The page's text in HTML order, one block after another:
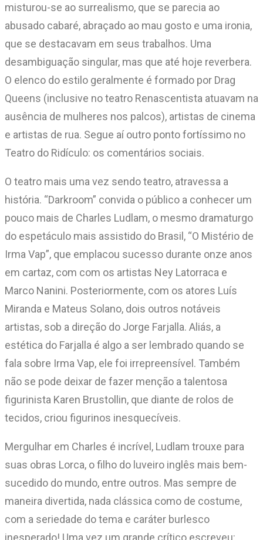
misturou-se ao surrealismo, que se parecia ao
abusado cabaré, abraçado ao mau gosto e uma ironia,
que se destacavam em seus trabalhos. Uma
desambiguação singular, mas que até hoje reverbera.
O elenco do estilo geralmente é formado por Drag
Queens (inclusive no teatro Renascentista atuavam na
ausência de mulheres nos palcos), artistas de cinema
e artistas de rua. Segue aí outro ponto fortíssimo no
Teatro do Ridículo: os comentários sociais.
O teatro mais uma vez sendo teatro, atravessa a
história. “Darkroom” convida o público a conhecer um
pouco mais de Charles Ludlam, o mesmo dramaturgo
do espetáculo mais assistido do Brasil, “O Mistério de
Irma Vap”, que emplacou sucesso durante onze anos
em cartaz, com com os artistas Ney Latorraca e
Marco Nanini. Posteriormente, com os atores Luís
Miranda e Mateus Solano, dois outros notáveis
artistas, sob a direção do Jorge Farjalla. Aliás, a
estética do Farjalla é algo a ser lembrado quando se
fala sobre Irma Vap, ele foi irrepreensível. Também
não se pode deixar de fazer menção a talentosa
figurinista Karen Brustollin, que diante de rolos de
tecidos, criou figurinos inesquecíveis.
Mergulhar em Charles é incrível, Ludlam trouxe para
suas obras Lorca, o filho do luveiro inglês mais bem-
sucedido do mundo, entre outros. Mas sempre de
maneira divertida, nada clássica como de costume,
com a seriedade do tema e caráter burlesco
inesperado! Uma vez um grande crítico escreveu: